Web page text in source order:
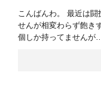
こんばんわ。 最近は闘
せんが相変わらず飽き
個しか持ってませんが